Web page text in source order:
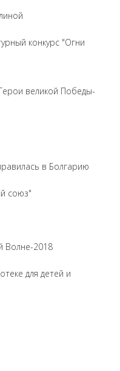
конкурс "Огни
великой Победы-
в Болгарию
союз"
Волне-2018
для детей и